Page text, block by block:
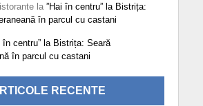
la ”Hai în centru” la Bistrița:
în parcul cu castani
în centru” la Bistrița: Seară
în parcul cu castani
RECENTE